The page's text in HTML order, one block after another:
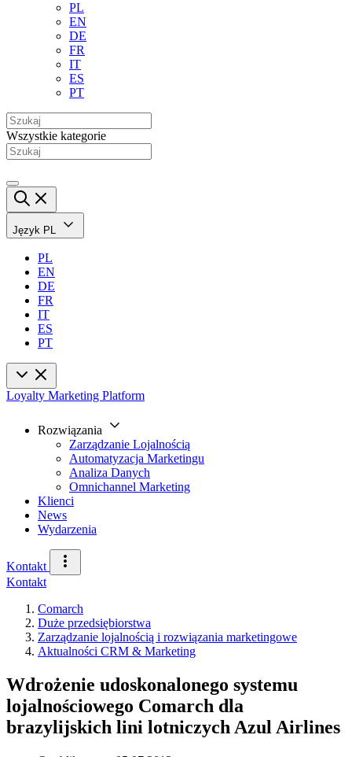
PL
EN
DE
FR
IT
ES
PT
Wszystkie kategorie
Język PL
PL
EN
DE
FR
IT
ES
PT
Loyalty Marketing Platform
Rozwiązania
Zarządzanie Lojalnością
Automatyzacja Marketingu
Analiza Danych
Omnichannel Marketing
Klienci
News
Wydarzenia
Kontakt
Kontakt
Comarch
Duże przedsiębiorstwa
Zarządzanie lojalnością i rozwiązania marketingowe
Aktualności CRM & Marketing
Wdrożenie udoskonalonego systemu
lojalnościowego Comarch dla
brazylijskich lini lotniczych Azul Airlines